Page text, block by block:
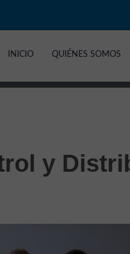
INICIO QUIÉNES SOMOS
y